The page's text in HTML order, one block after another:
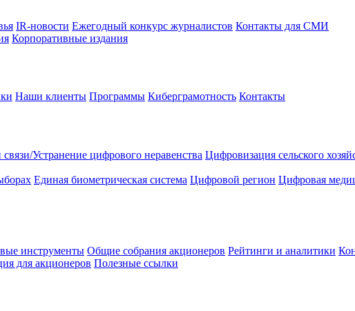
IR-новости Ежегодный конкурс журналистов Контакты для СМИ
Корпоративные издания
Наши клиенты Программы Киберграмотность Контакты
Устранение цифрового неравенства Цифровизация сельского
Единая биометрическая система Цифровой регион Цифровая
инструменты Общие собрания акционеров Рейтинги и аналитики
для акционеров Полезные ссылки